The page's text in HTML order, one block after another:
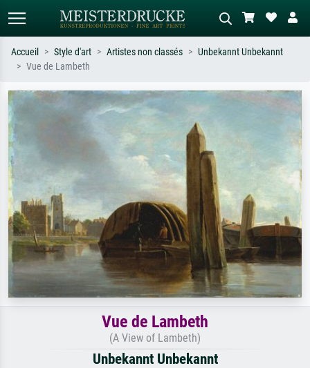
Recherchez par artiste, titre ou style –
ex. Monet, Nuit étoilée,
Décrivez la scène – ex. prairie verte,
tableau sombre, nu debout près d'un
Accueil Style d'art Artistes non classés
Unbekannt Unbekannt
Vue de Lambeth
Vue de Lambeth
(A View of Lambeth)
Unbekannt Unbekannt